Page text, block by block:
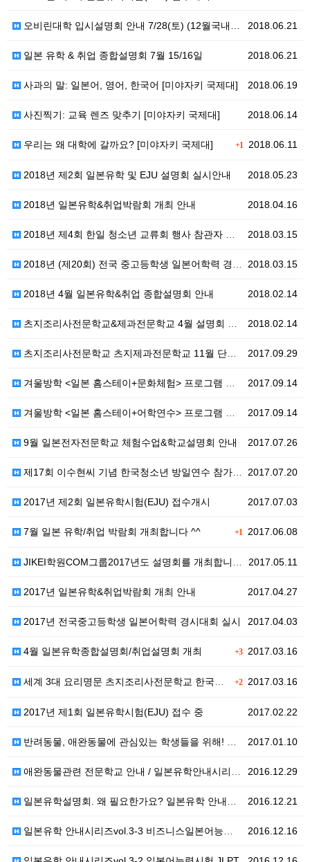
2018.06.21
오비린대학 입시설명회 안내 7/28(토) (12월국내…
2018.06.21
일본 유학 & 취업 종합설명회 7월 15/16일
2018.06.19
사과의 말: 일본어, 영어, 한국어 [미야자키 국제대]
2018.06.14
사진찍기: 교육 렌즈 맞추기 [미야자키 국제대]
+1 2018.06.11
우리는 왜 대학에 갈까요? [미야자키 국제대]
2018.05.23
2018년 제2회 일본유학 및 EJU 설명회 실시안내
2018.04.16
2018년 일본유학&취업박람회 개최 안내
2018.03.15
2018년 제4회 한일 청소년 교류회 행사 참관자 모집…
2018.03.15
2018년 (제20회) 전국 중고등학생 일본어학력 경시…
2018.02.14
2018년 4월 일본유학&취업 종합설명회 안내
2018.02.14
츠지조리사전문학교&제과전문학교 4월 설명회 안내
2017.09.29
츠지조리사전문학교 츠지제과전문학교 11월 단독설명회 개…
2017.09.14
겨울방학 <일본 홈스테이+문화체험> 프로그램 안내
2017.09.14
겨울방학 <일본 홈스테이+어학연수> 프로그램 안내
2017.07.26
9월 일본전자전문학교 체험수업&학교설명회 안내
2017.07.20
제17회 이수현씨 기념 한국청소년 방일연수 참가자 모집…
2017.07.03
2017년 제2회 일본유학시험(EJU) 접수개시
+1 2017.06.08
7월 일본 유학/취업 박람회 개최합니다 ^^
2017.05.11
JIKEI학원COM그룹2017년도 설명회를 개최합니다.
2017.04.27
2017년 일본유학&취업박람회 개최 안내
2017.04.03
2017년 전국중고등학생 일본어학력 경시대회 실시
+32017.03.16
4월 일본유학종합설명회/취업설명회 개최
+22017.03.16
세계 3대 요리명문 츠지조리사전문학교 한국단독설명회
2017.02.22
2017년 제1회 일본유학시험(EJU) 접수 중
2017.01.10
반려동물, 애완동물에 관심있는 학생들을 위해! 일본유학…
2016.12.29
애완동물관련 전문학교 안내 / 일본유학안내시리즈vol.…
2016.12.21
일본유학설명회. 왜 필요한가요? 일본유학 안내시리즈 v…
2016.12.16
일본유학 안내시리즈vol.3-3 비즈니스일본어능력테스트…